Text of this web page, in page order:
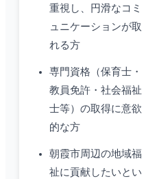
重視し、円滑なコミ
ュニケーションが取
れる方
専門資格（保育士・
教員免許・社会福祉
士等）の取得に意欲
的な方
朝霞市周辺の地域福
祉に貢献したいとい